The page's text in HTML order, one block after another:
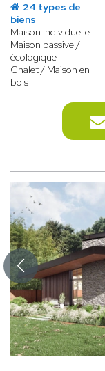
24 types de
biens
Maison individuelle
Maison passive /
écologique
Chalet / Maison en
bois